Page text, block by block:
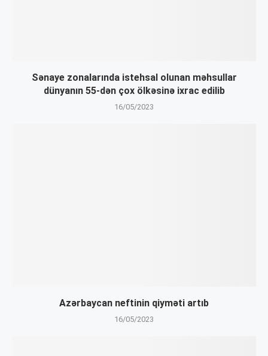
Sənaye zonalarında istehsal olunan məhsullar
dünyanın 55-dən çox ölkəsinə ixrac edilib
16/05/2023
Azərbaycan neftinin qiyməti artıb
16/05/2023